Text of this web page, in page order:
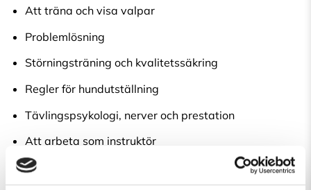
Att träna och visa valpar
Problemlösning
Störningsträning och kvalitetssäkring
Regler för hundutställning
Tävlingspsykologi, nerver och prestation
Att arbeta som instruktör
Kursupplägg